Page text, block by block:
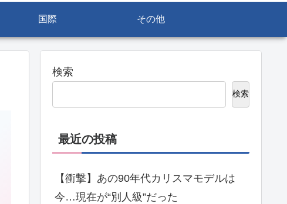
国際 その他
検索
検索
最近の投稿
【衝撃】あの90年代カリスマモデルは
今…現在が“別人級”だった